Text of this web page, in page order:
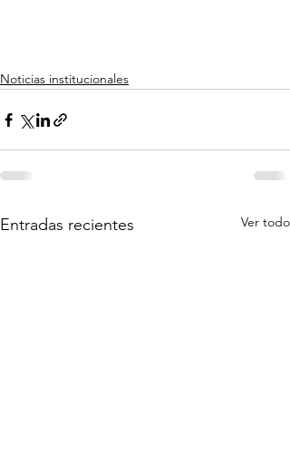
Noticias institucionales
Entradas recientes Ver todo